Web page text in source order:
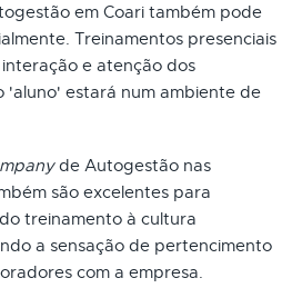
em Coari também pode
Treinamentos presenciais
e atenção dos
'aluno' estará num ambiente de
de Autogestão nas
são excelentes para
treinamento à cultura
a sensação de pertencimento
com a empresa.